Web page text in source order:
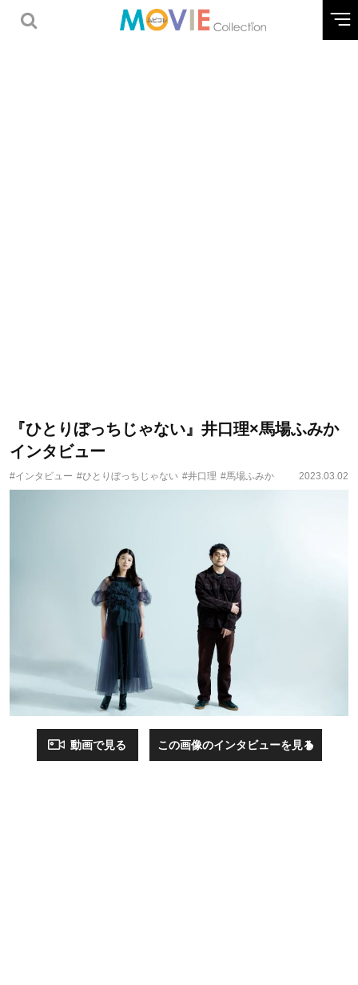
『ひとりぼっちじゃない』井口理×馬場ふみか
インタビュー
#インタビュー #ひとりぼっちじゃない #井口理 #馬場ふみか 2023.03.02
動画で見る この画像のインタビューを見る